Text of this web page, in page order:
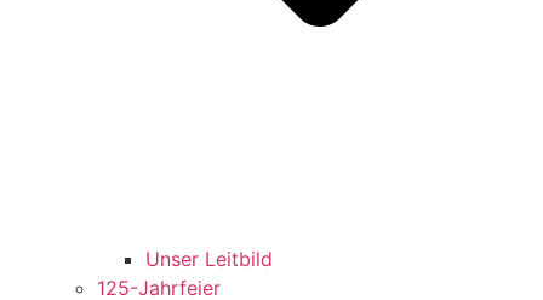
Unser Leitbild
125-Jahrfeier